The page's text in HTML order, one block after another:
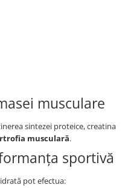
musculare
sintezei proteice, creatina
musculară.
sportivă
pot efectua: